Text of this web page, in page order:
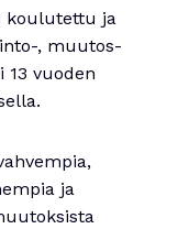
koulutettu ja
, muutos-
13 vuoden
ja